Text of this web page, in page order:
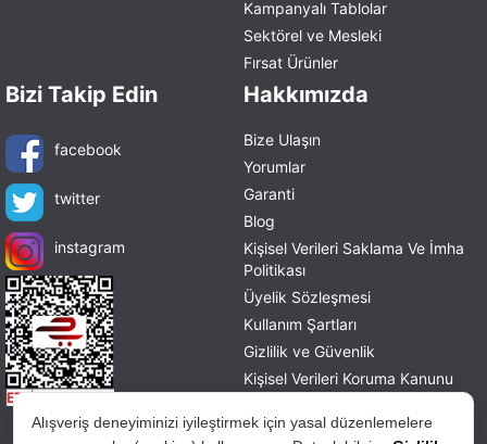
Alışveriş deneyiminizi iyileştirmek için yasal düzenlemelere
Kampanyalı Tablolar
Sektörel ve Mesleki
Fırsat Ürünler
Bizi Takip Edin
facebook
twitter
instagram
Hakkımızda
Bize Ulaşın
Yorumlar
Garanti
Blog
Kişisel Verileri Saklama Ve İmha
Politikası
Üyelik Sözleşmesi
Kullanım Şartları
Gizlilik ve Güvenlik
Kişisel Verileri Koruma Kanunu
İade ve Değişim Politikası